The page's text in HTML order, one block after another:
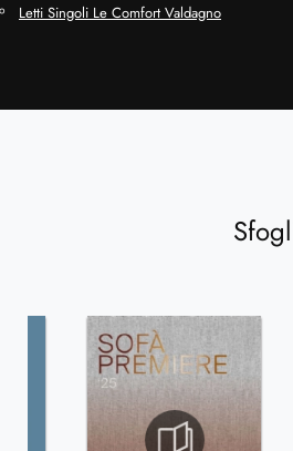
Letti Singoli Le Comfort Valdagno